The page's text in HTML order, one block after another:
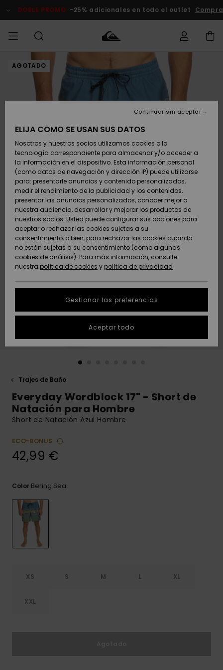
del
DOBLE PROMO -25% adicionales en todo el outlet
HOMBRE Ropa
Zapatos y
chanclas
Surf
Snow
Novedades
Destacados
Ropa
Zapatos y
chanclas
Surf
Snow
Novedades
Destacados
Shop
Destacados
Snow
SURF
Surf Shop
Hombre
Highlights
Comunidad
SNOW
Tienda
Snow
Hombre
Snow Niños
Tienda
Snow Mujer
Destacados
Comunidad
DOBLE
PROMO
Outlet
Hombre
Outlet
Mujer
AYUDA &
CONTACTO
pedido
Envio
Devoluciones
Pago
Tarjeta de
regalo
Quiksilver
Freedom
Protección de
datos
personales
Inicia una
conversación
conversación
Encuentra
respuestas a
SOSTENIBILIDAD
AGOTADO
Trajes de Baño
Everyday Wordblock 17" - Short de
Natación para Hombre
Short de Natación Azul Hombre
ECO-BONUS
42,99 €
Color Bering Sea
XS S M L XL
XXL
ELIJA CÓMO SE USAN SUS DATOS
Nosotros y nuestros socios utilizamos cookies o la
tecnología correspondiente para almacenar y/o acceder a
la información en el dispositivo. Esta información personal
(como datos de navegación y dirección IP) puede utilizarse
para: presentarle anuncios y contenido personalizados,
medir el rendimiento de la publicidad y los contenidos,
presentar las anuncios personalizados, conocer mejor a
nuestra audiencia, desarrollar y mejorar los productos de
nuestros socios. Usted puede configurar sus opciones para
aceptar o rechazar las cookies sujetas a su
consentimiento, o bien, para rechazar las cookies cuando
no están sujetas a su consentimiento (como algunas
cookies de análisis). Para más información, consulte
nuestra política de cookies y política de privacidad
Gestionar las preferencias
Continuar sin aceptar
Aceptar todo